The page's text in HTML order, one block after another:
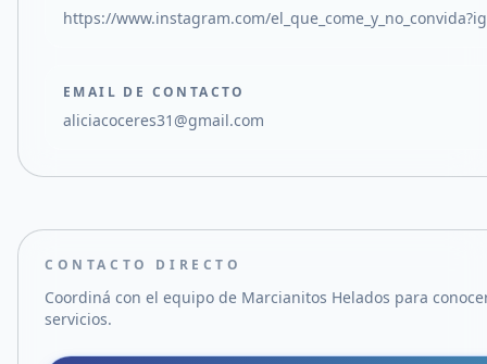
https://www.instagram.com/
EMAIL DE CONTACTO
aliciacoceres31@gmail.com
CONTACTO DIRECTO
Coordiná con el equipo de Marcianitos Helados para
servicios.